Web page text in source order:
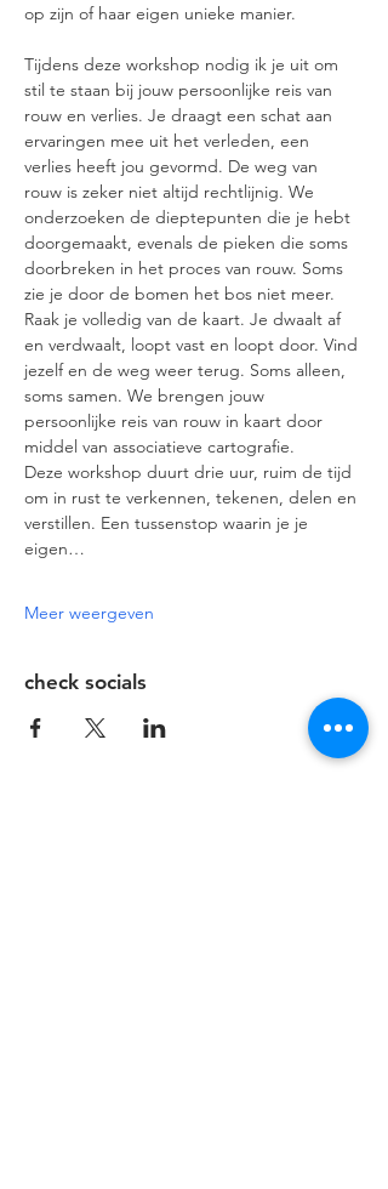
op zijn of haar eigen unieke manier.
Tijdens deze workshop nodig ik je uit om
stil te staan bij jouw persoonlijke reis van
rouw en verlies. Je draagt een schat aan
ervaringen mee uit het verleden, een
verlies heeft jou gevormd. De weg van
rouw is zeker niet altijd rechtlijnig. We
onderzoeken de dieptepunten die je hebt
doorgemaakt, evenals de pieken die soms
doorbreken in het proces van rouw. Soms
zie je door de bomen het bos niet meer.
Raak je volledig van de kaart. Je dwaalt af
en verdwaalt, loopt vast en loopt door. Vind
jezelf en de weg weer terug. Soms alleen,
soms samen. We brengen jouw
persoonlijke reis van rouw in kaart door
middel van associatieve cartografie.
Deze workshop duurt drie uur, ruim de tijd
om in rust te verkennen, tekenen, delen en
verstillen. Een tussenstop waarin je je
eigen…
Meer weergeven
check socials